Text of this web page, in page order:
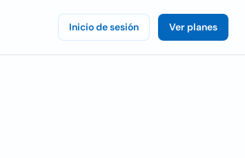
Inicio de sesión Ver planes